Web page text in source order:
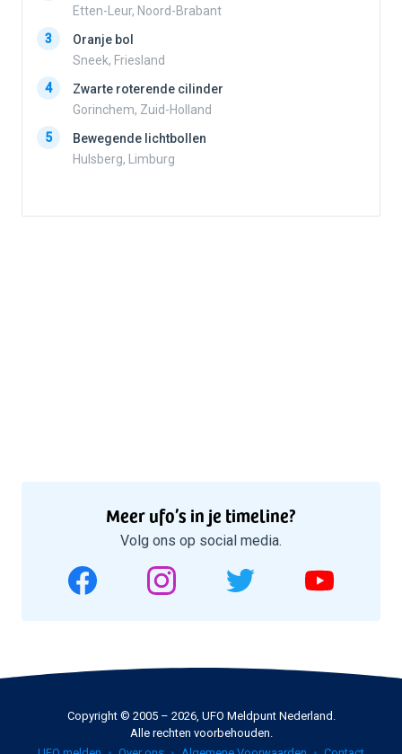
Etten-Leur, Noord-Brabant
3
Oranje bol
Sneek, Friesland
4
Zwarte roterende cilinder
Gorinchem, Zuid-Holland
5
Bewegende lichtbollen
Hulsberg, Limburg
Meer ufo’s in je timeline?
Volg ons op social media.
Copyright © 2005 – 2026, UFO Meldpunt Nederland.
Alle rechten voorbehouden.